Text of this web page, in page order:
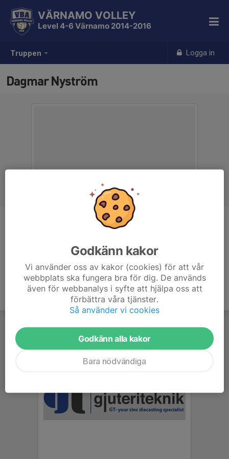
Truppen Logga in
VÄRNAMO VOLLEY
Level 4-6 Värnamo 2014-2016
Dagmar Nyström
Godkänn kakor
Vi använder oss av kakor (cookies) för att vår
webbplats ska fungera bra för dig. De används
även för webbanalys i syfte att hjälpa oss att
förbättra våra tjänster.
Så använder vi cookies
Godkänn alla kakor
Bara nödvändiga